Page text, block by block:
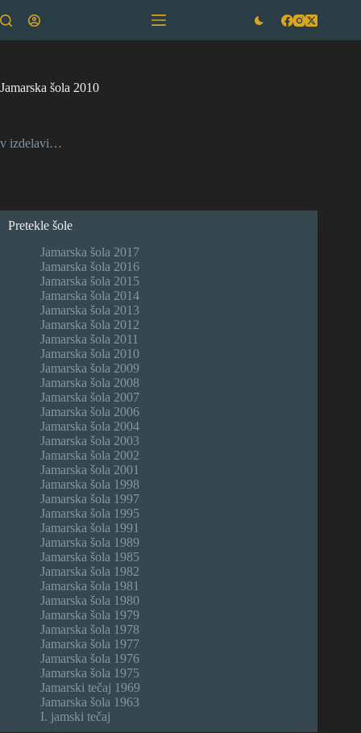
to
Jamarska šola 2010
v izdelavi…
Pretekle šole
Jamarska šola 2017
Jamarska šola 2016
Jamarska šola 2015
Jamarska šola 2014
Jamarska šola 2013
Jamarska šola 2012
Jamarska šola 2011
Jamarska šola 2010
Jamarska šola 2009
Jamarska šola 2008
Jamarska šola 2007
Jamarska šola 2006
Jamarska šola 2004
Jamarska šola 2003
Jamarska šola 2002
Jamarska šola 2001
Jamarska šola 1998
Jamarska šola 1997
Jamarska šola 1995
Jamarska šola 1991
Jamarska šola 1989
Jamarska šola 1985
Jamarska šola 1982
Jamarska šola 1981
Jamarska šola 1980
Jamarska šola 1979
Jamarska šola 1978
Jamarska šola 1977
Jamarska šola 1976
Jamarska šola 1975
Jamarski tečaj 1969
Jamarska šola 1963
I. jamski tečaj